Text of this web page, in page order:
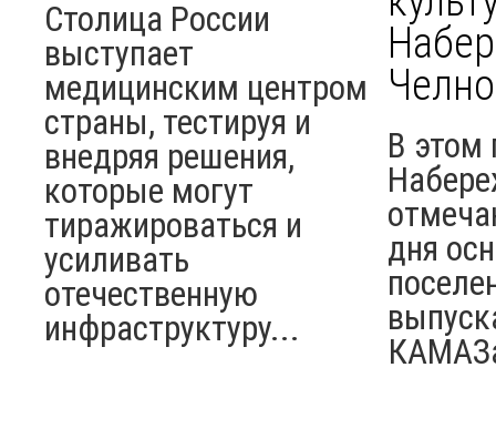
Столица России
выступает
медицинским центром
страны, тестируя и
внедряя решения,
которые могут
тиражироваться и
усиливать
отечественную
инфраструктуру...
В этом
дня